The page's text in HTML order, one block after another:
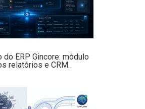
do ERP Gincore: módulo
relatórios e CRM.